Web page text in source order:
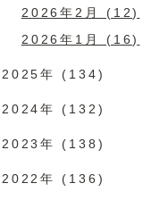
2026年2月 (12)
2026年1月 (16)
2025年 (134)
2024年 (132)
2023年 (138)
2022年 (136)